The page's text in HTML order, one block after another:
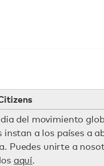
del movimiento
instan a los países a
Puedes unirte a
aquí.